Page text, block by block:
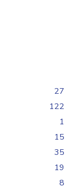
27
122
1
15
35
19
8